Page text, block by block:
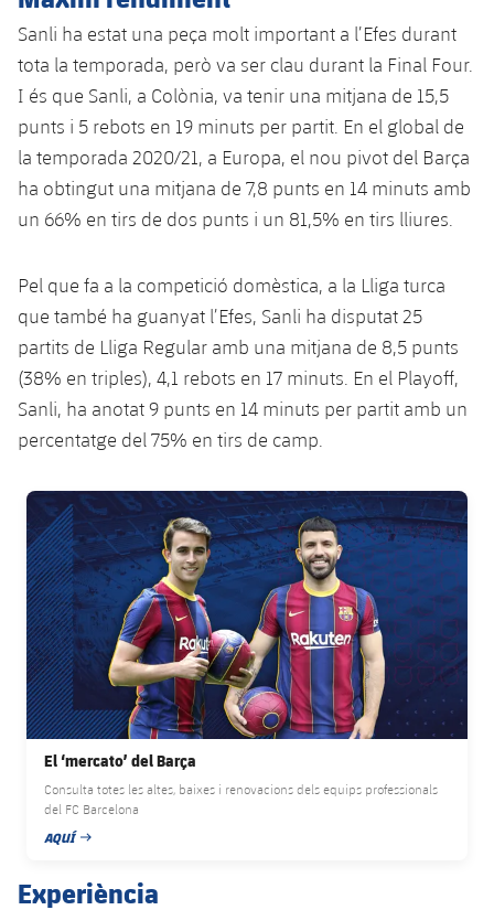
Sanli ha estat una peça molt important a l’Efes durant
tota la temporada, però va ser clau durant la Final Four.
I és que Sanli, a Colònia, va tenir una mitjana de 15,5
punts i 5 rebots en 19 minuts per partit. En el global de
la temporada 2020/21, a Europa, el nou pivot del Barça
ha obtingut una mitjana de 7,8 punts en 14 minuts amb
un 66% en tirs de dos punts i un 81,5% en tirs lliures.
Pel que fa a la competició domèstica, a la Lliga turca
que també ha guanyat l’Efes, Sanli ha disputat 25
partits de Lliga Regular amb una mitjana de 8,5 punts
(38% en triples), 4,1 rebots en 17 minuts. En el Playoff,
Sanli, ha anotat 9 punts en 14 minuts per partit amb un
percentatge del 75% en tirs de camp.
FC Barcelona club badge
El ‘mercato’ del Barça
Consulta totes les altes, baixes i renovacions dels equips professionals
del FC Barcelona
AQUÍ
DATA DE PUBLICACIÓ
Experiència